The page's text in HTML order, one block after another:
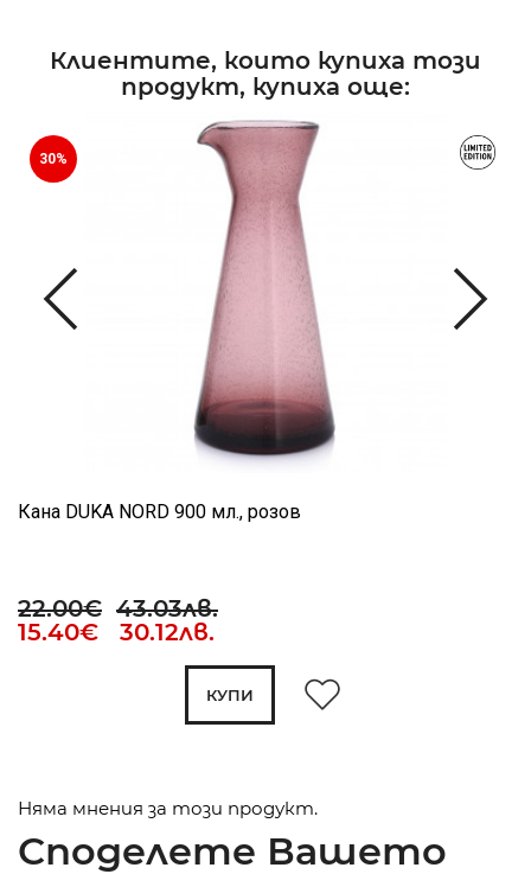
Клиентите, които купиха този
продукт, купиха още:
30%
Кана DUKA NORD 900 мл., розов
22.00€ 43.03лв.
15.40€ 30.12лв.
КУПИ
Няма мнения за този продукт.
Споделете Вашето